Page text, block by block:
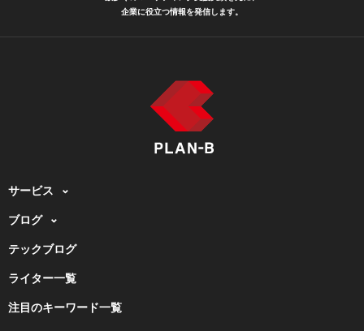
企業に役立つ情報を発信します。
サービス
ブログ
テックブログ
ライター一覧
注目のキーワード一覧